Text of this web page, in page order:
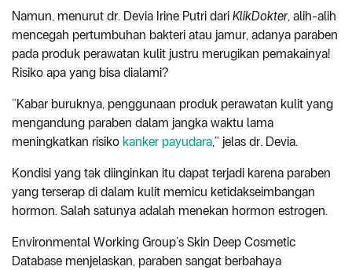
Namun, menurut dr. Devia Irine Putri dari KlikDokter, alih-alih
mencegah pertumbuhan bakteri atau jamur, adanya paraben
pada produk perawatan kulit justru merugikan pemakainya!
Risiko apa yang bisa dialami?
“Kabar buruknya, penggunaan produk perawatan kulit yang
mengandung paraben dalam jangka waktu lama
meningkatkan risiko kanker payudara,” jelas dr. Devia.
Kondisi yang tak diinginkan itu dapat terjadi karena paraben
yang terserap di dalam kulit memicu ketidakseimbangan
hormon. Salah satunya adalah menekan hormon estrogen.
Environmental Working Group’s Skin Deep Cosmetic
Database menjelaskan, paraben sangat berbahaya